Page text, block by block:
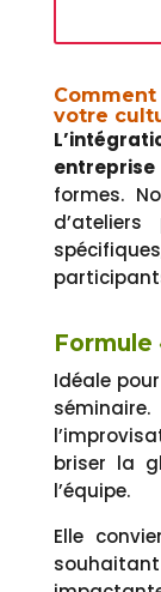
votre
formes.
Formule
Idéale
briser la
l’équipe.
Elle